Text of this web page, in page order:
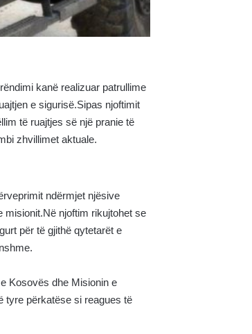
kanë realizuar patrullime
e sigurisë.Sipas njoftimit
të ruajtjes së një pranie të
zhvillimet aktuale.
ndërmjet njësive
misionit.Në njoftim rikujtohet se
për të gjithë qytetarët e
Kosovës dhe Misionin e
tyre përkatëse si reagues të